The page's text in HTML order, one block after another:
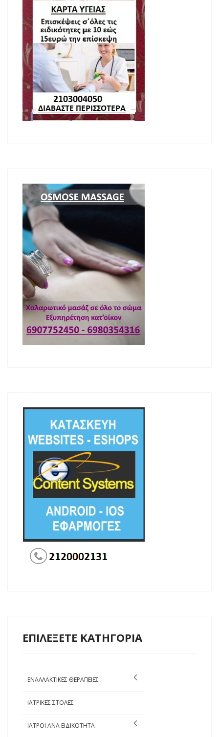
ΕΠΙΛΕΞΕΤΕ ΚΑΤΗΓΟΡΙΑ
ΕΝΑΛΛΑΚΤΙΚΕΣ ΘΕΡΑΠΕΙΕΣ
ΙΑΤΡΙΚΕΣ ΣΤΟΛΕΣ
ΙΑΤΡΟΙ ΑΝΑ ΕΙΔΙΚΟΤΗΤΑ